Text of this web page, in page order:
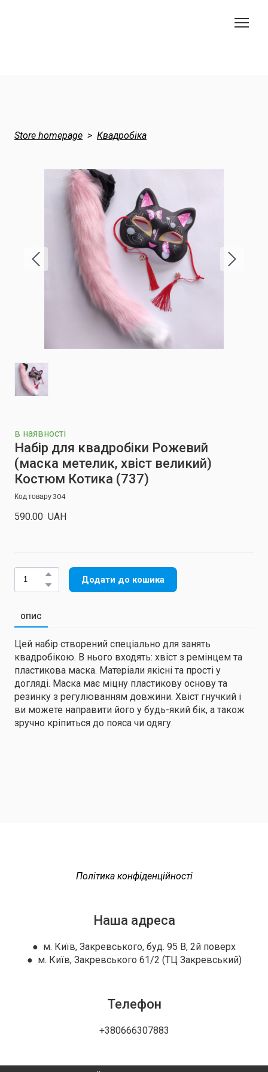
Store homepage Квадробіка
в наявності
Набір для квадробіки Рожевий
(маска метелик, хвіст великий)
Костюм Котика (737)
Код товару 304
590.00  UAH
Додати до кошика
ОПИС
Цей набір створений спеціально для занять
квадробікою. В нього входять: хвіст з ремінцем та
пластикова маска. Матеріали якісні та прості у
догляді. Маска має міцну пластикову основу та
резинку з регулюванням довжини. Хвіст гнучкий і
ви можете направити його у будь-який бік, а також
зручно кріпиться до пояса чи одягу.
Політика конфіденційності
Наша адреса
● м. Київ, Закревського, буд. 95 В, 2й поверх
● м. Київ, Закревського 61/2 (ТЦ Закревський)
Телефон
+380666307883